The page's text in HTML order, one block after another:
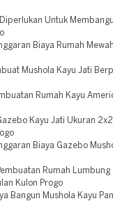
Untuk
Biaya Rumah
Mushola Kayu Jati
Rumah Kayu
Kayu Jati Ukuran 2x2
Biaya Gazebo
Rumah Lumbung
Kulon Progo
Bangun Mushola Kayu